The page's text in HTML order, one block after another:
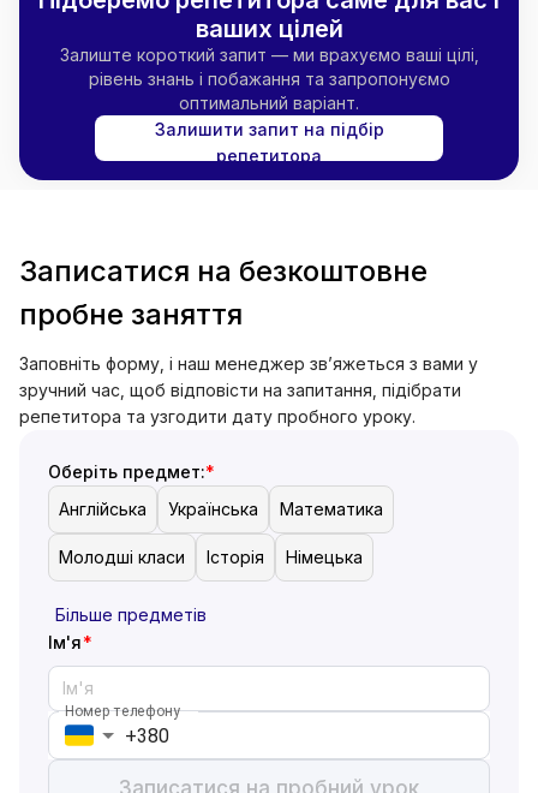
ваших цілей
Залиште короткий запит — ми врахуємо ваші цілі,
рівень знань і побажання та запропонуємо
оптимальний варіант.
Залишити запит на підбір
репетитора
Записатися на безкоштовне
пробне заняття
Заповніть форму, і наш менеджер зв’яжеться з вами у
зручний час, щоб відповісти на запитання, підібрати
репетитора та узгодити дату пробного уроку.
Оберіть предмет:
Англійська
Українська Математика
Молодші класи Історія Німецька
Більше предметів
Ім'я
Номер телефону
Записатися на пробний урок